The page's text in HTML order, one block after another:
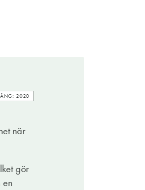
2020
när
gör
har det utvecklat en
svepande penseldrag
inte sagt att det bör